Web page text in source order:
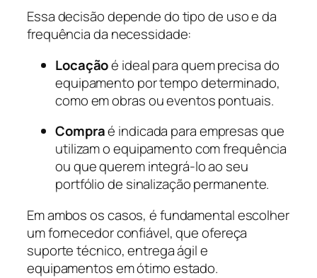
Essa decisão depende do tipo de uso e da
frequência da necessidade:
Locaçãoé ideal para quem precisa do
equipamento por tempo determinado,
como em obras ou eventos pontuais.
Compraé indicada para empresas que
utilizam o equipamento com frequência
ou que querem integrá-lo ao seu
portfólio de sinalização permanente.
Em ambos os casos, é fundamental escolher
um fornecedor confiável, que ofereça
suporte técnico, entrega ágil e
equipamentos em ótimo estado.